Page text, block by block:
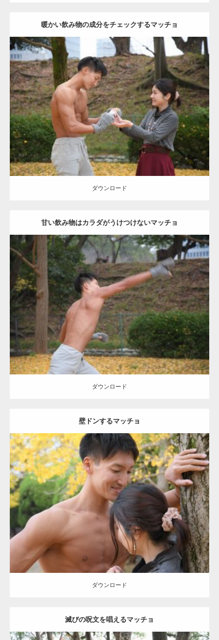
暖かい飲み物の成分をチェックするマッチョ
Update:2021.07.8
Category:公園のマッチョ その他 AKIHITO(細マッチョ) 上腕三頭筋
肩
ダウンロード
ダウンロード
甘い飲み物はカラダがうけつけないマッチョ
Update:2021.07.8
Category: 公園のマッチョ その他 AKIHITO(細マッチョ) 背中
ダウンロード
ダウンロード
壁ドンするマッチョ
Update: 2021.07.8
Category:公園のマッチョ その他 AKIHITO(細マッチョ) 大胸筋 肩 腹
筋
ダウンロード
ダウンロード
滅びの呪文を唱えるマッチョ
【YouTube】マッチョフリー素材メンバーが
ギネス世界記録…
【TV】TBS番組「ひるおび」にてマッスルプ
ラスが紹介されま…